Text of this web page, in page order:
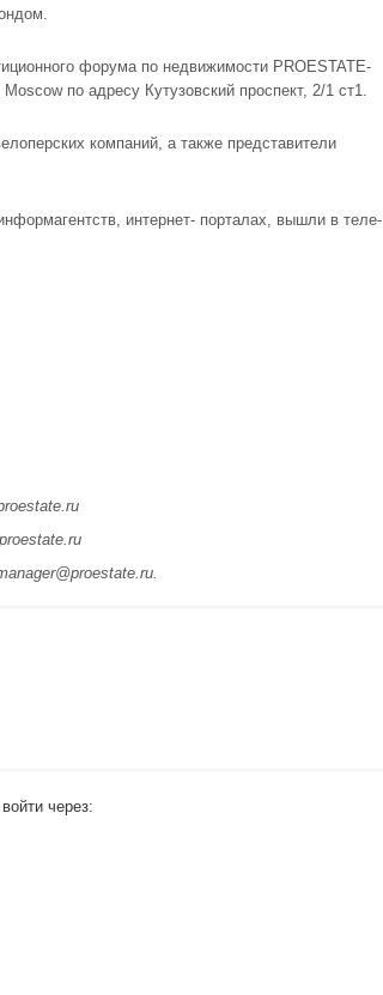
форума по недвижимости PROESTATE-
по адресу Кутузовский проспект, 2/1 ст1.
компаний, а также представители
интернет- порталах, вышли в теле-
через: